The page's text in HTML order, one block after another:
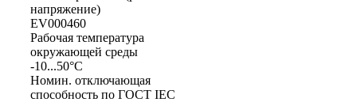
напряжение)
EV000460
Рабочая температура
окружающей среды
-10...50°C
Номин. отключающая
способность по ГОСТ IEC